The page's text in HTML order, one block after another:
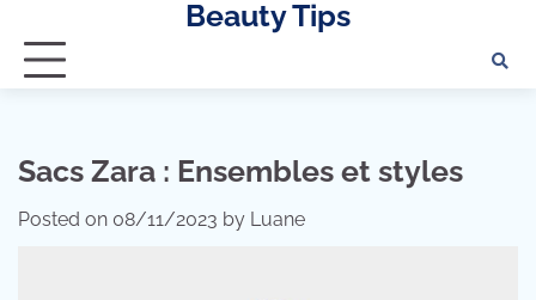
content
Beauty Tips
Sacs Zara : Ensembles et styles
Posted on 08/11/2023 by Luane